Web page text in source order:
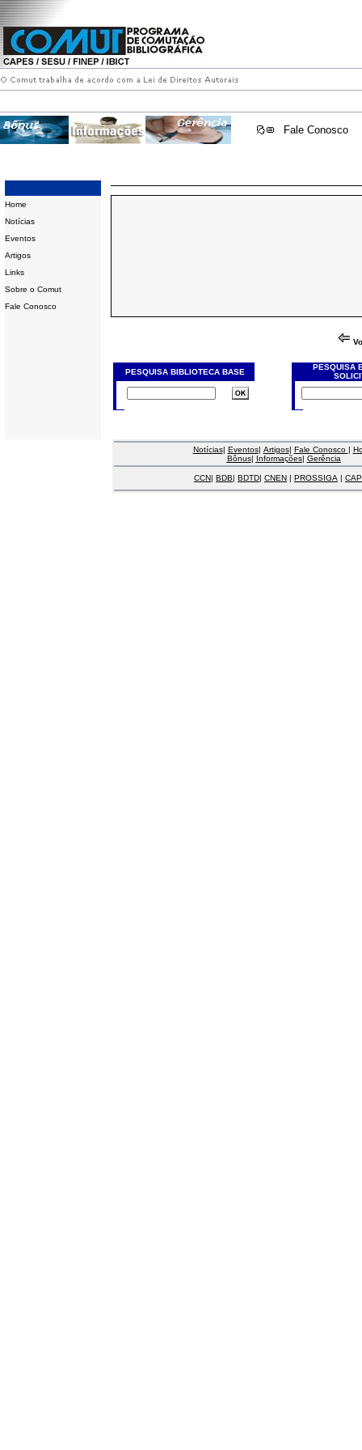
Fale Conosco
Home
Notícias
Eventos
Artigos
Links
Sobre o Comut
Fale Conosco
PESQUISA BIBLIOTECA BASE
PESQUISA
Notícias| Eventos| Artigos| Fale Conosco |
Bônus| Informações| Gerência
CCN| BDB| BDTD| CNEN | PROSSIGA |